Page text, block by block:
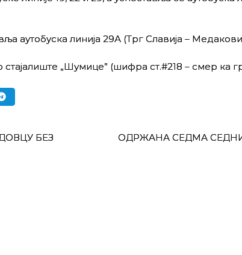
аутобуска линија 29А (Трг Славија –
„Шумице” (шифра ст.#218 – смер ка
БЕЗ
ОДРЖАНА СЕДМА